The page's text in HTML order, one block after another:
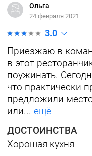
Ольга
24 февраля 2021
3.0
Приезжаю в
в этот
поужинать.
что практически
предложили
или... ещё
ДОСТОИНСТВА
Хорошая кухня